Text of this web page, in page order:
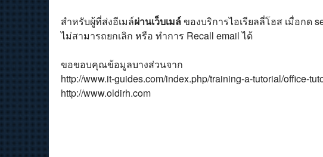
สำหรับผู้ที่ส่งอีเมล์ผ่านเว็บเมล์ของบริการไอเรียลลี่โฮส เมื่อกด
ไม่สามารถยกเลิก หรือ ทำการ Recall email ได้
ขอขอบคุณข้อมูลบางส่วนจาก
http://www.it-guides.com/index.php/training-a-tutorial/office-
http://www.oldirh.com